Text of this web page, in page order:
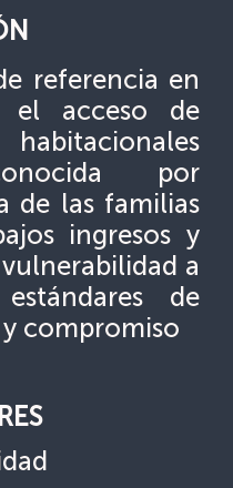
referencia en
el acceso de
por
de las familias
ingresos y
a
de
compromiso